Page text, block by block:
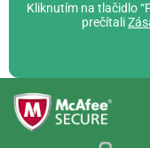
Kliknutím na tlačidlo
prečítali